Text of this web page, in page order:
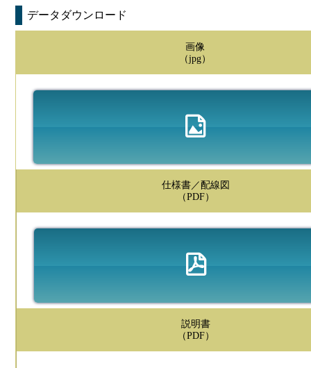
データダウンロード
画像
（jpg）
仕様書／配線図
（PDF）
説明書
（PDF）